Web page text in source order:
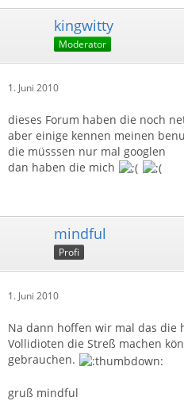
kingwitty
Moderator
1. Juni 2010
dieses Forum haben die noch
aber einige kennen meinen
die müsssen nur mal googlen
dan haben die mich
mindful
Profi
1. Juni 2010
Na dann hoffen wir mal das die
Vollidioten die Streß machen
gebrauchen.
gruß mindful